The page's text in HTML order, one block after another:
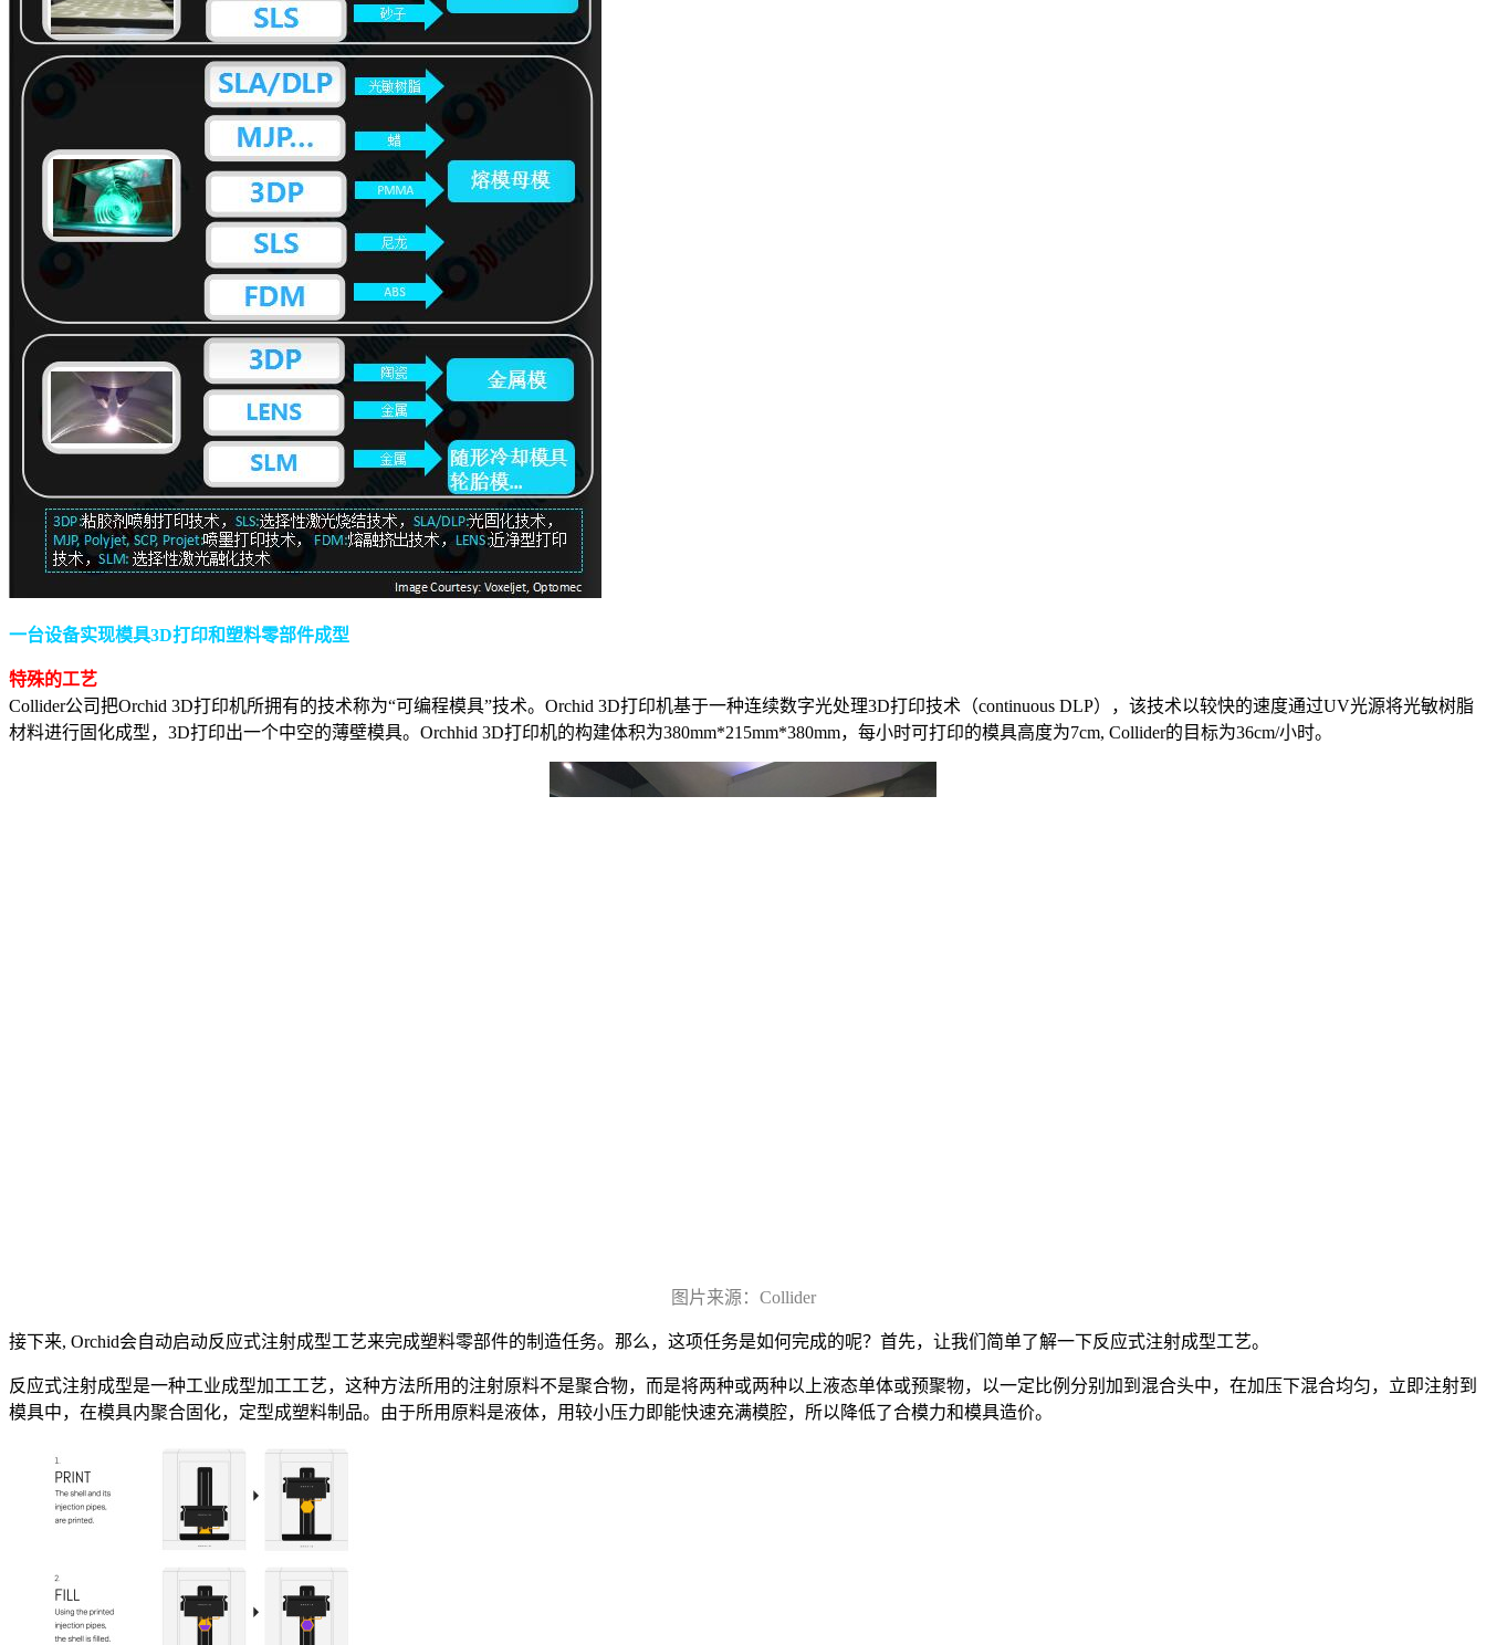
一台设备实现模具3D打印和塑料零部件成型
特殊的工艺
Collider公司把Orchid 3D打印机所拥有的技术称为“可编程模具”技术。Orchid 3D打印机基于一种连续数字光处理3D打印技术（continuous DLP），该技术以较快的速度通过UV光源将光敏树脂
材料进行固化成型，3D打印出一个中空的薄壁模具。Orchhid 3D打印机的构建体积为380mm*215mm*380mm，每小时可打印的模具高度为7cm, Collider的目标为36cm/小时。
图片来源：Collider
接下来, Orchid会自动启动反应式注射成型工艺来完成塑料零部件的制造任务。那么，这项任务是如何完成的呢？首先，让我们简单了解一下反应式注射成型工艺。
反应式注射成型是一种工业成型加工工艺，这种方法所用的注射原料不是聚合物，而是将两种或两种以上液态单体或预聚物，以一定比例分别加到混合头中，在加压下混合均匀，立即注射到
模具中，在模具内聚合固化，定型成塑料制品。由于所用原料是液体，用较小压力即能快速充满模腔，所以降低了合模力和模具造价。